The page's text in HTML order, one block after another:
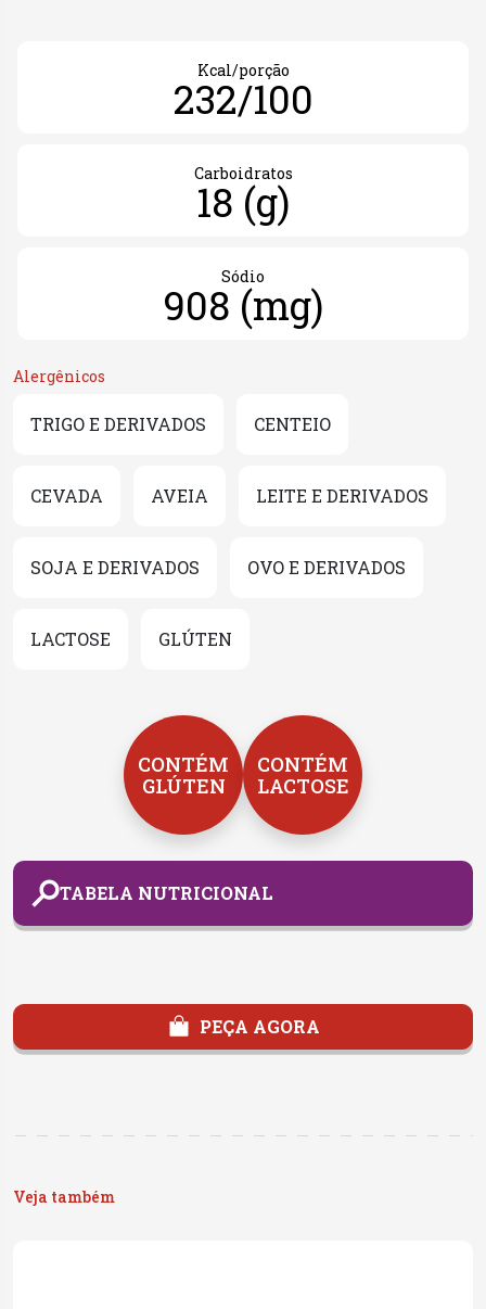
Kcal/porção
232/100
Carboidratos
18 (g)
Sódio
908 (mg)
Alergênicos
TRIGO E DERIVADOS CENTEIO
CEVADA AVEIA LEITE E DERIVADOS
SOJA E DERIVADOS OVO E DERIVADOS
LACTOSE GLÚTEN
CONTÉM
GLÚTEN
CONTÉM
LACTOSE
TABELA NUTRICIONAL
PEÇA AGORA
Veja também